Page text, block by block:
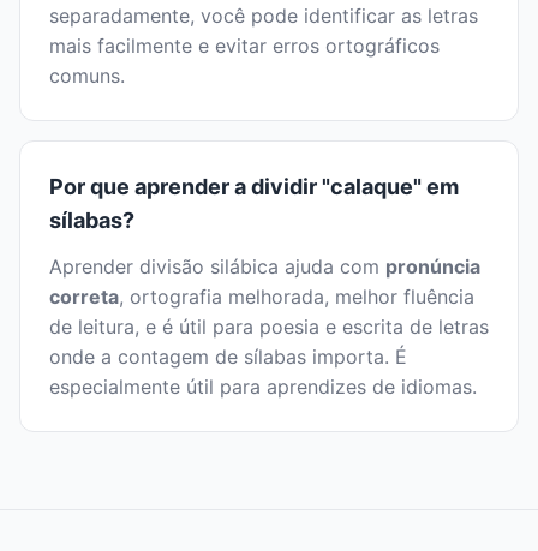
separadamente, você pode identificar as letras
mais facilmente e evitar erros ortográficos
comuns.
Por que aprender a dividir "calaque" em
sílabas?
Aprender divisão silábica ajuda com pronúncia
correta, ortografia melhorada, melhor fluência
de leitura, e é útil para poesia e escrita de letras
onde a contagem de sílabas importa. É
especialmente útil para aprendizes de idiomas.